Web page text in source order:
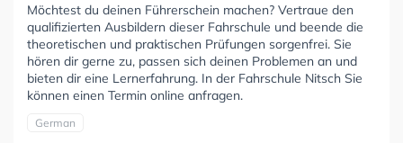
Möchtest du deinen Führerschein machen? Vertraue den
qualifizierten Ausbildern dieser Fahrschule und beende die
theoretischen und praktischen Prüfungen sorgenfrei. Sie
hören dir gerne zu, passen sich deinen Problemen an und
bieten dir eine Lernerfahrung. In der Fahrschule Nitsch Sie
können einen Termin online anfragen.
German